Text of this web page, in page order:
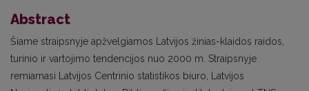
Abstract
Šiame straipsnyje apžvelgiamos Latvijos žinias-klaidos raidos,
turinio ir vartojimo tendencijos nuo 2000 m. Straipsnyje
remiamasi Latvijos Centrinio statistikos biuro, Latvijos